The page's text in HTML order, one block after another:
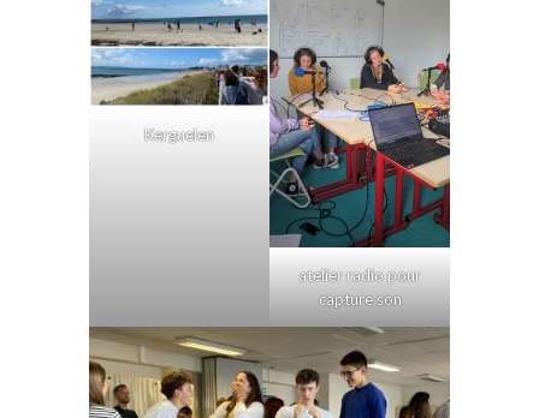
Kerguelen
atelier radio pour
capture son